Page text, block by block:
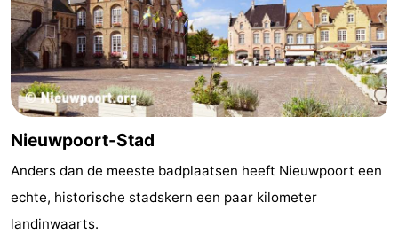
Nieuwpoort-Stad
Anders dan de meeste badplaatsen heeft Nieuwpoort een
echte, historische stadskern een paar kilometer
landinwaarts.